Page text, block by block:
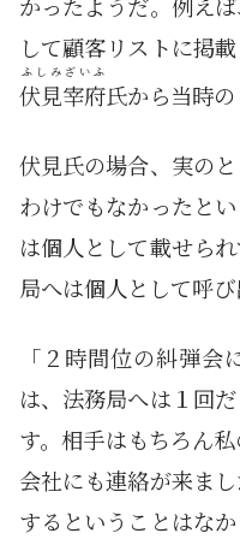
して顧客リストに掲
伏見
ふしみ
宰府
ざいふ
氏から当時
伏見氏の場合、実の
わけでもなかったと
は個人として載せら
局へは個人として呼び
「２時間位の糾弾
は、法務局へは１回
す。相手はもちろん
会社にも連絡が来ま
するということはな